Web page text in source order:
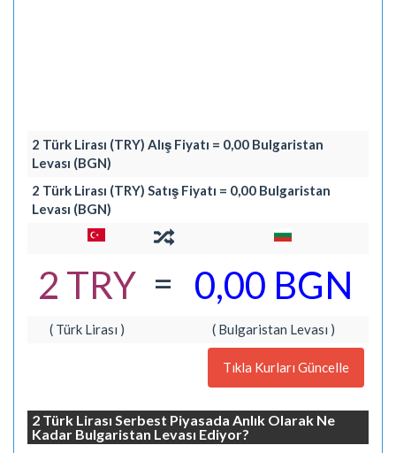
2 Türk Lirası (TRY) Alış Fiyatı = 0,00 Bulgaristan
Levası (BGN)
2 Türk Lirası (TRY) Satış Fiyatı = 0,00 Bulgaristan
Levası (BGN)
2 TRY = 0,00 BGN
( Türk Lirası ) ( Bulgaristan Levası )
Tıkla Kurları Güncelle
2 Türk Lirası Serbest Piyasada Anlık Olarak Ne
Kadar Bulgaristan Levası Ediyor?